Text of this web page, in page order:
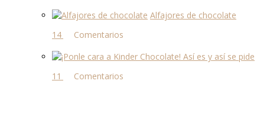
Alfajores de chocolate
14 comentarios
11 comentarios